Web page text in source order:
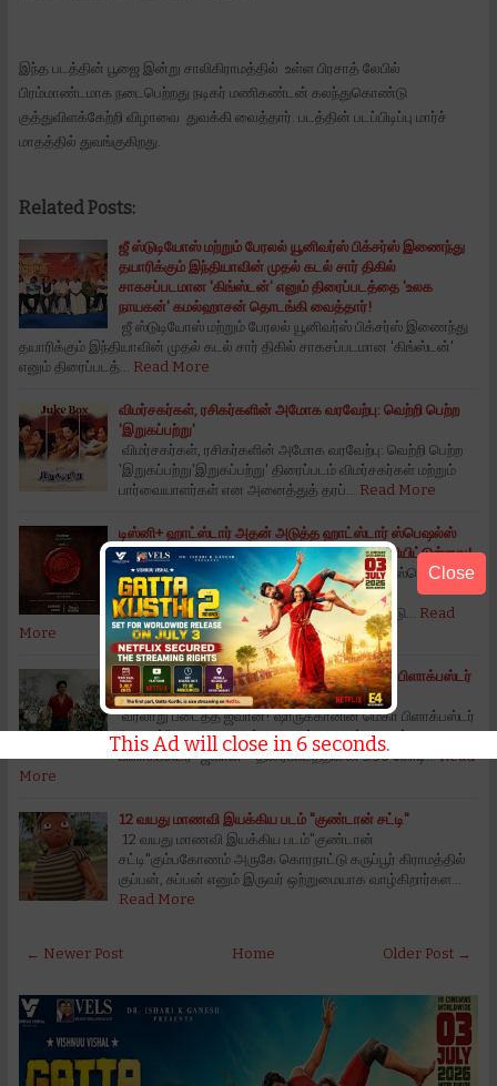
இந்த படத்தின் பூஜை இன்று சாலிகிராமத்தில் உள்ள பிரசாத் லேபில்
பிரம்மாண்டமாக நடைபெற்றது நடிகர் மணிகண்டன் கலந்துகொண்டு
குத்துவிளக்கேற்றி விழாவை துவக்கி வைத்தார். படத்தின் படப்பிடிப்பு மார்ச்
மாதத்தில் துவங்குகிறது.
Related Posts:
ஜீ ஸ்டுடியோஸ் மற்றும் பேரலல் யூனிவர்ஸ் பிக்சர்ஸ் இணைந்து
தயாரிக்கும் இந்தியாவின் முதல் கடல் சார் திகில்
சாகசப்படமான 'கிங்ஸ்டன்' எனும் திரைப்படத்தை 'உலக
நாயகன்' கமல்ஹாசன் தொடங்கி வைத்தார்!
ஜீ ஸ்டுடியோஸ் மற்றும் பேரலல் யூனிவர்ஸ் பிக்சர்ஸ் இணைந்து
தயாரிக்கும் இந்தியாவின் முதல் கடல் சார் திகில் சாகசப்படமான 'கிங்ஸ்டன்'
எனும் திரைப்படத்…
Read More
விமர்சகர்கள், ரசிகர்களின் அமோக வரவேற்பு: வெற்றி பெற்ற
'இறுகப்பற்று'
விமர்சகர்கள், ரசிகர்களின் அமோக வரவேற்பு: வெற்றி பெற்ற
'இறுகப்பற்று'இறுகப்பற்று' திரைப்படம் விமர்சகர்கள் மற்றும்
பார்வையாளர்கள் என அனைத்துத் தரப்…
Read More
டிஸ்னி+ ஹாட்ஸ்டார் அதன் அடுத்த ஹாட்ஸ்டார் ஸ்பெஷல்ஸ்
‘லேபிள்’ வெப் சீரிஸின் மோஷன் போஸ்டரை வெளியிட்டுள்ளது!
டிஸ்னி+ ஹாட்ஸ்டார் அதன் அடுத்த ஹாட்ஸ்டார் ஸ்பெஷல்ஸ்
‘லேபிள்’ வெப் சீரிஸின் மோஷன் போஸ்டரை
வெளியிட்டுள்ளது!டிஸ்னி+ ஹாட்ஸ்டார் அதன் அடு…
Read
More
வரலாறு படைத்த ஜவான்! ஷாருக்கானின் மெகா பிளாக்பஸ்டர்
“ஜவான்”
வரலாறு படைத்த ஜவான்! ஷாருக்கானின் மெகா பிளாக்பஸ்டர்
“ஜவான்”வரலாறு படைத்த ஜவான்! ஷாருக்கானின் மெகா
பிளாக்பஸ்டர் “ஜவான்”” திரைப்படத்தினை 3.50 கோடி… Read
More
12 வயது மாணவி இயக்கிய படம் "குண்டான் சட்டி"
12 வயது மாணவி இயக்கிய படம்"குண்டான்
சட்டி"கும்பகோணம் அருகே கொரநாட்டு கருப்பூர் கிராமத்தில்
குப்பன், சுப்பன் எனும் இருவர் ஒற்றுமையாக வாழ்கிறார்கள…
Read More
← Newer Post Older Post →
Home
Close
This Ad will close in 5seconds.